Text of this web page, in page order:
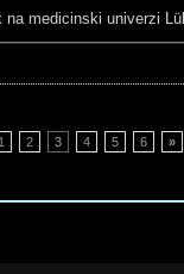
medicinski univerzi
1 2 3 4 5 6 »